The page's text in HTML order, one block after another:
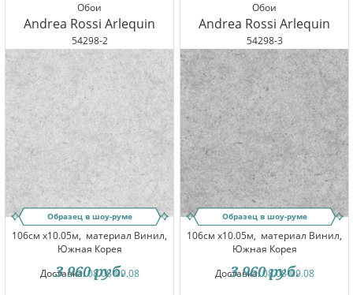
Обои
Andrea Rossi Arlequin
54298-2
Образец в шоу-руме
106см x10.05м, материал Винил,
Южная Корея
Доставка:08.08-09.08
3 960 руб.
Обои
Andrea Rossi Arlequin
54298-3
Образец в шоу-руме
106см x10.05м, материал Винил,
Южная Корея
Доставка:08.08-09.08
3 960 руб.